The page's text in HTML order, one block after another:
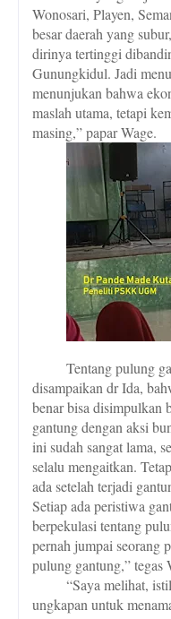
Wonosari, Playen,
besar daerah yang
dirinya tertinggi
Gunungkidul. Jadi
menunjukan bahwa
maslah utama, tetapi
masing,” papar Wage.
Tentang pulung
disampaikan dr Ida,
benar bisa disimpulkan
gantung dengan aksi
ini sudah sangat lama,
selalu mengaitkan.
ada setelah terjadi
Setiap ada peristiwa
berpekulasi tentang
pernah jumpai seorang
pulung gantung,” tegas
“Saya melihat,
ungkapan untuk